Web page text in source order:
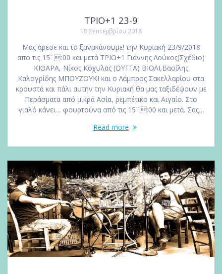
ΤΡΙΟ+1 23-9
18 Σεπτεμβρίου 2018
Μας άρεσε και το ξανακάνουμε! την Κυριακή 23/9/2018
απο τις 15¨:00 και μετά ΤΡΙO+1 Γιάννης Λούκος(Σχέδιο)
ΚΙΘΑΡΑ, Νίκος Κόχυλας (ΟΥΓΓΑ) ΒΙΟΛΙ,Βασίλης
Καλογρίδης ΜΠΟΥΖΟΥΚΙ και ο Λάμπρος Σακελλαρίου στα
κρουστά και πάλι αυτήν την Κυριακή θα μας ταξιδέψουν με
Περάσματα από μικρά Ασία, ρεμπέτικo και Αιγαίο. Στο
γιαλό κάνει… φουρτούνα από τις 15¨:00 και μετά. Σας…
Read more